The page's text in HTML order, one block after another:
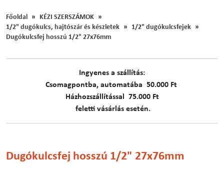
Főoldal
KÉZI SZERSZÁMOK
1/2" dugókulcs, hajtószár és készletek
1/2" dugókulcsfejek
Dugókulcsfej hosszú 1/2" 27x76mm
Ingyenes a szállítás:
C​​​somagpontba, automatába 50.000 Ft
Házhozszállítással 75.000 Ft
feletti vásárlás esetén.
Dugókulcsfej hosszú 1/2" 27x76mm